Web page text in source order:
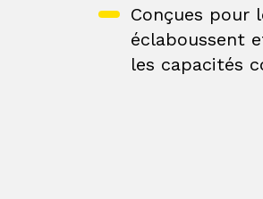
Conçues pour
éclaboussent
les capacités